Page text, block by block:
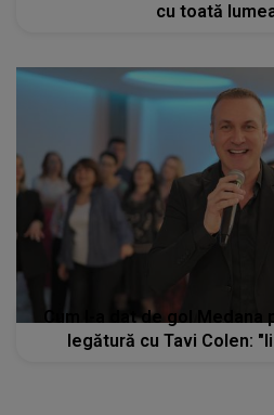
cu toată
Cum l-a dat de gol Medana
legătură cu Tavi Colen: